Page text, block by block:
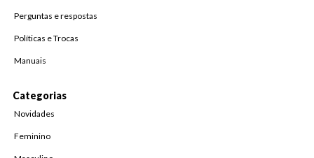
Perguntas e respostas
Políticas e Trocas
Manuais
Categorias
Novidades
Feminino